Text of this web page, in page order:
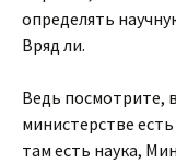
определять
Вряд ли.
Ведь посмотрите,
министерстве
там есть наука,